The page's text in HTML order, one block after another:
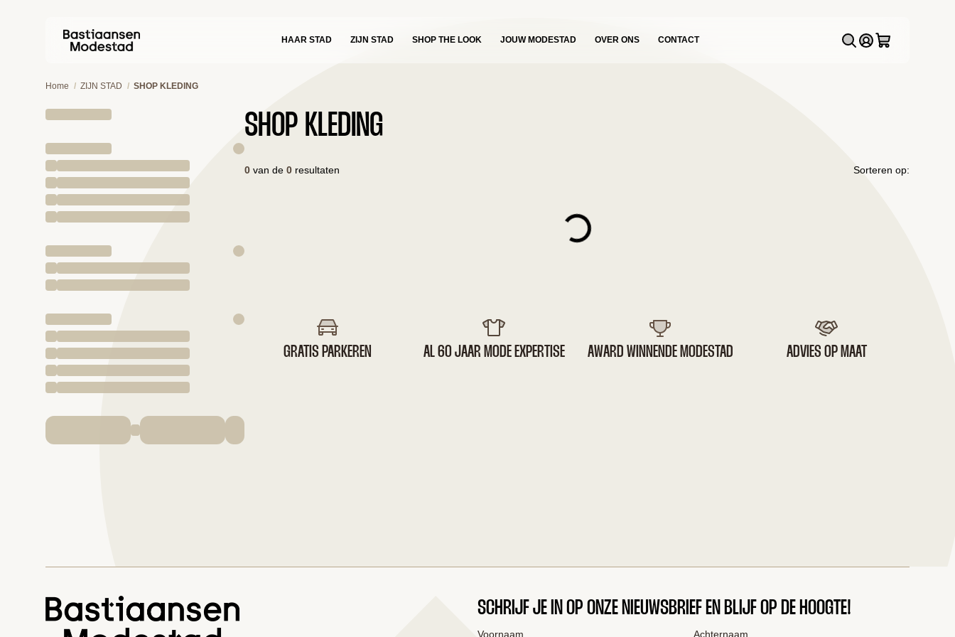
HAAR STAD ZIJN STAD SHOP THE LOOK JOUW MODESTAD OVER ONS CONTACT
Home / ZIJN STAD / SHOP KLEDING
SHOP KLEDING
0 van de 0 resultaten Sorteren op:
GRATIS PARKEREN AL 60 JAAR MODE EXPERTISE AWARD WINNENDE MODESTAD ADVIES OP MAAT
SCHRIJF JE IN OP ONZE NIEUWSBRIEF EN BLIJF OP DE HOOGTE!
Voornaam Achternaam